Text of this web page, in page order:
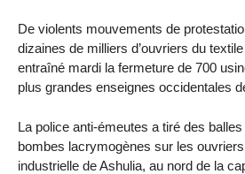
De violents mouvements de
dizaines de milliers d’ouvriers du
entraîné mardi la fermeture de 700
plus grandes enseignes occidentales
La police anti-émeutes a tiré des
bombes lacrymogènes sur les
industrielle de Ashulia, au nord de la